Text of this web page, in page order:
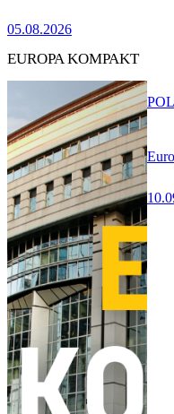
05.08.2026
EUROPA KOMPAKT